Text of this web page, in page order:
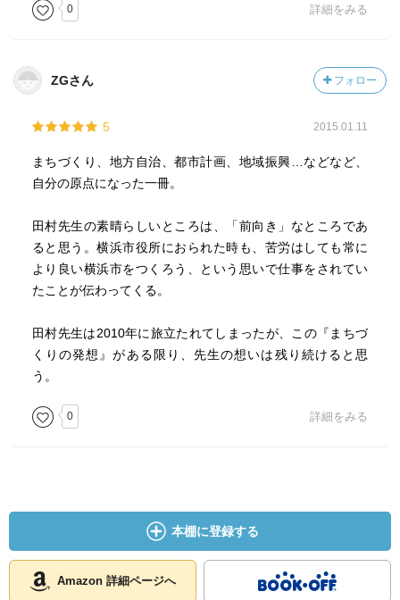
0 詳細をみる
ZGさん フォロー
5 2015.01.11
まちづくり、地方自治、都市計画、地域振興…などなど、
自分の原点になった一冊。
田村先生の素晴らしいところは、「前向き」なところであ
ると思う。横浜市役所におられた時も、苦労はしても常に
より良い横浜市をつくろう、という思いで仕事をされてい
たことが伝わってくる。
田村先生は2010年に旅立たれてしまったが、この『まちづ
くりの発想』がある限り、先生の想いは残り続けると思
う。
0 詳細をみる
本棚に登録する
Amazon 詳細ページへ